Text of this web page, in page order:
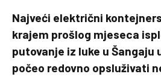
Najveći električni
krajem prošlog mjeseca
putovanje iz luke u Šangaju
počeo redovno opsluživati